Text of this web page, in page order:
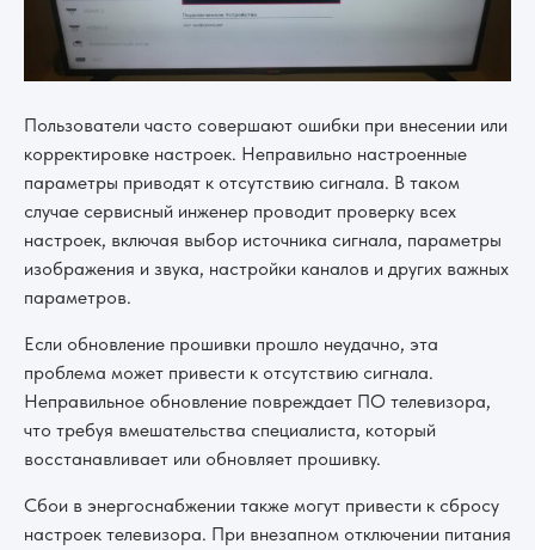
Пользователи часто совершают ошибки при внесении или
корректировке настроек. Неправильно настроенные
параметры приводят к отсутствию сигнала. В таком
случае сервисный инженер проводит проверку всех
настроек, включая выбор источника сигнала, параметры
изображения и звука, настройки каналов и других важных
параметров.
Если обновление прошивки прошло неудачно, эта
проблема может привести к отсутствию сигнала.
Неправильное обновление повреждает ПО телевизора,
что требуя вмешательства специалиста, который
восстанавливает или обновляет прошивку.
Сбои в энергоснабжении также могут привести к сбросу
настроек телевизора. При внезапном отключении питания